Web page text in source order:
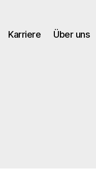
Karriere Über uns